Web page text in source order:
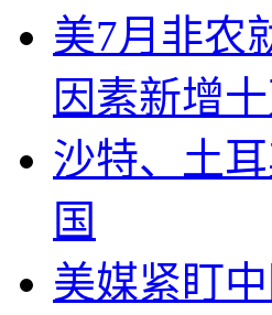
美7月非农
因素新增
沙特、土
国
美媒紧盯